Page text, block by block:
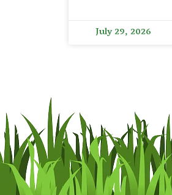
July 29, 2026